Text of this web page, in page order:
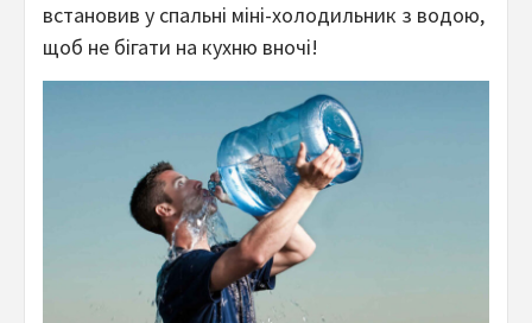
встановив у спальні міні-холодильник з водою,
щоб не бігати на кухню вночі!